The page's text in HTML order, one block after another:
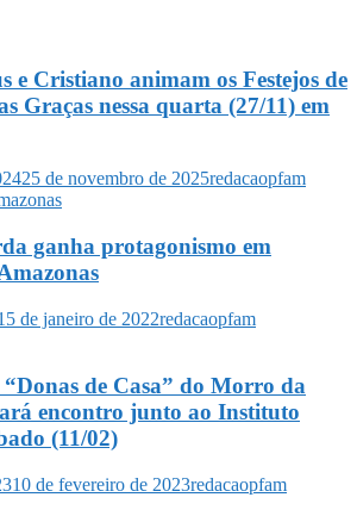
e Cristiano animam os Festejos de
Graças nessa quarta (27/11) em
25 de novembro de 2025redacaopfam
ganha protagonismo em
de janeiro de 2022redacaopfam
“Donas de Casa” do Morro da
encontro junto ao Instituto
(11/02)
10 de fevereiro de 2023redacaopfam